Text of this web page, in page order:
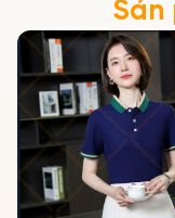
Sản